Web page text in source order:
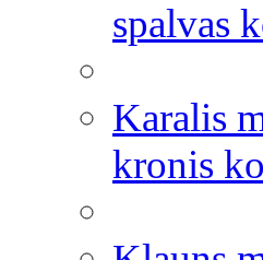
spalvas
Karalis
kronis